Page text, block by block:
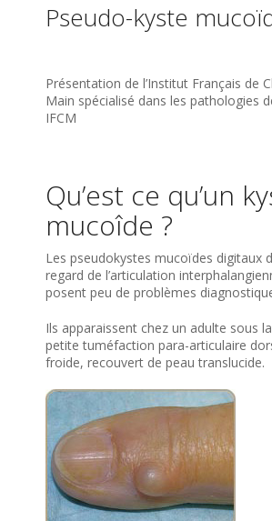
Pseudo-kyste
Présentation de l’Institut Français de
Main spécialisé dans les pathologies
IFCM
Qu’est ce qu’un
mucoîde ?
Les pseudokystes mucoïdes digitaux
regard de l’articulation
posent peu de problèmes
Ils apparaissent chez un adulte sous
petite tuméfaction para-articulaire
froide, recouvert de peau translucide.